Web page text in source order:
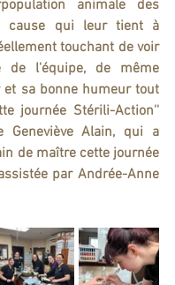
animale des
cause qui leur tient à
touchant de voir
de l'équipe, de même
sa bonne humeur tout
journée Stérili-Action''
Geneviève Alain, qui a
de maître cette journée
par Andrée-Anne